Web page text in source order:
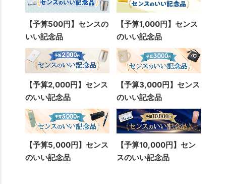
【予算500円】センスの
いい記念品
【予算1,000円】センス
のいい記念品
【予算2,000円】センス
のいい記念品
【予算3,000円】センス
のいい記念品
【予算5,000円】センス
のいい記念品
【予算10,000円】セン
スのいい記念品